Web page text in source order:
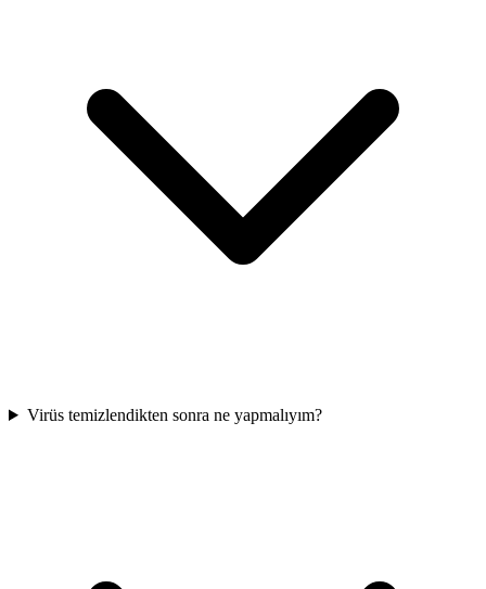
Virüs temizlendikten sonra ne yapmalıyım?